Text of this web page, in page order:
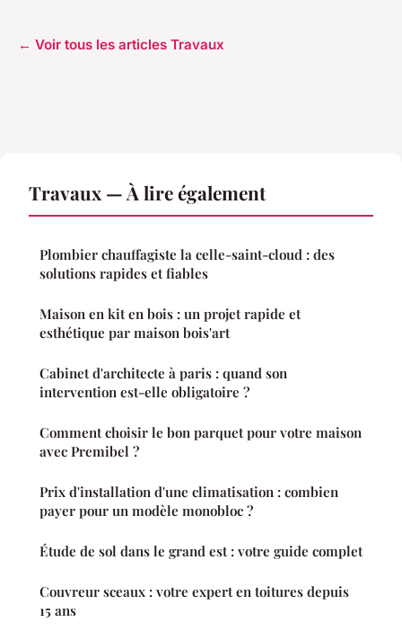
← Voir tous les articles Travaux
Travaux — À lire également
Plombier chauffagiste la celle-saint-cloud : des
solutions rapides et fiables
Maison en kit en bois : un projet rapide et
esthétique par maison bois'art
Cabinet d'architecte à paris : quand son
intervention est-elle obligatoire ?
Comment choisir le bon parquet pour votre maison
avec Premibel ?
Prix d'installation d'une climatisation : combien
payer pour un modèle monobloc ?
Étude de sol dans le grand est : votre guide complet
Couvreur sceaux : votre expert en toitures depuis
15 ans